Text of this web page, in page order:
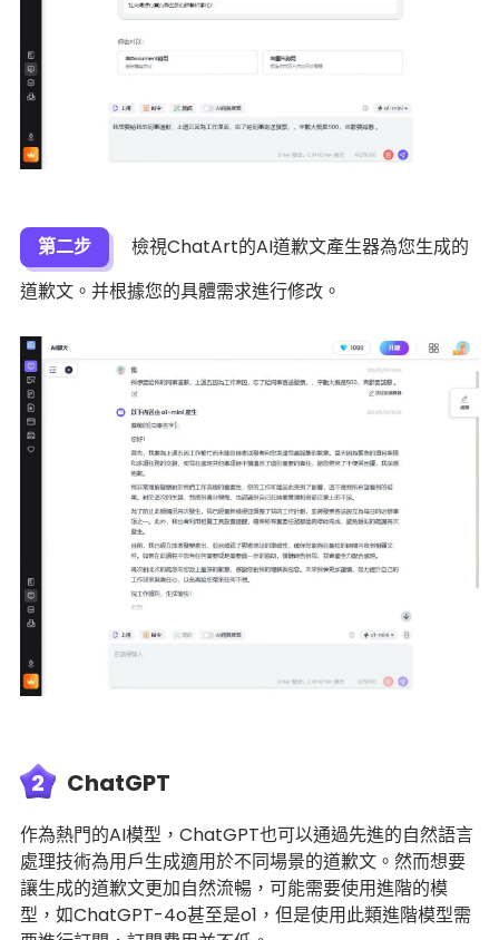
第二步
檢視ChatArt的AI道歉文產生器為您生成的
道歉文。并根據您的具體需求進行修改。
2 ChatGPT
作為熱門的AI模型，ChatGPT也可以通過先進的自然語言
處理技術為用戶生成適用於不同場景的道歉文。然而想要
讓生成的道歉文更加自然流暢，可能需要使用進階的模
型，如ChatGPT-4o甚至是o1，但是使用此類進階模型需